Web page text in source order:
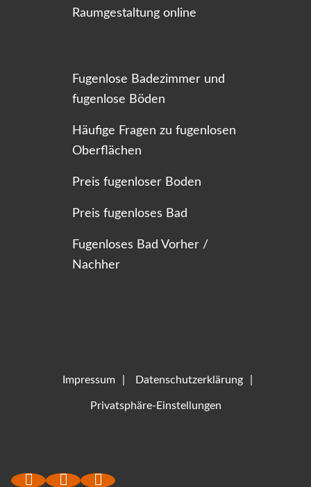
Raumgestaltung online
Fugenlose Badezimmer und
fugenlose Böden
Häufige Fragen zu fugenlosen
Oberflächen
Preis fugenloser Boden
Preis fugenloses Bad
Fugenloses Bad Vorher /
Nachher
Impressum Datenschutzerklärung
Privatsphäre-Einstellungen